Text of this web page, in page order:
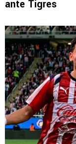
ante Tigres